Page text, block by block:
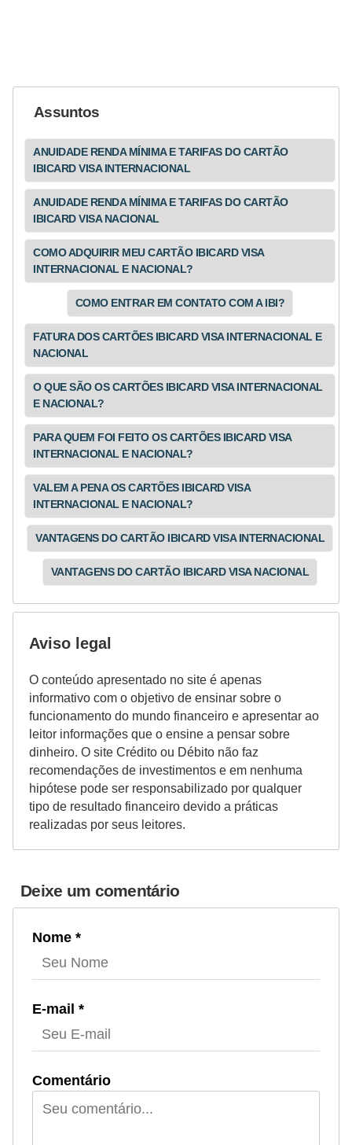
Assuntos
ANUIDADE RENDA MÍNIMA E TARIFAS DO CARTÃO
IBICARD VISA INTERNACIONAL
ANUIDADE RENDA MÍNIMA E TARIFAS DO CARTÃO
IBICARD VISA NACIONAL
COMO ADQUIRIR MEU CARTÃO IBICARD VISA
INTERNACIONAL E NACIONAL?
COMO ENTRAR EM CONTATO COM A IBI?
FATURA DOS CARTÕES IBICARD VISA INTERNACIONAL E
NACIONAL
O QUE SÃO OS CARTÕES IBICARD VISA INTERNACIONAL
E NACIONAL?
PARA QUEM FOI FEITO OS CARTÕES IBICARD VISA
INTERNACIONAL E NACIONAL?
VALEM A PENA OS CARTÕES IBICARD VISA
INTERNACIONAL E NACIONAL?
VANTAGENS DO CARTÃO IBICARD VISA INTERNACIONAL
VANTAGENS DO CARTÃO IBICARD VISA NACIONAL
Aviso legal
O conteúdo apresentado no site é apenas
informativo com o objetivo de ensinar sobre o
funcionamento do mundo financeiro e apresentar ao
leitor informações que o ensine a pensar sobre
dinheiro. O site Crédito ou Débito não faz
recomendações de investimentos e em nenhuma
hipótese pode ser responsabilizado por qualquer
tipo de resultado financeiro devido a práticas
realizadas por seus leitores.
Deixe um comentário
Nome *
E-mail *
Comentário